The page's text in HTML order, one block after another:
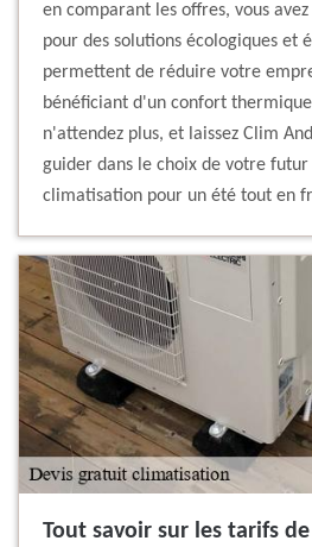
en comparant les offres, vous
pour des solutions écologiques et
permettent de réduire votre
bénéficiant d'un confort
n'attendez plus, et laissez Clim
guider dans le choix de votre futur
climatisation pour un été tout en
Tout savoir sur les tarifs